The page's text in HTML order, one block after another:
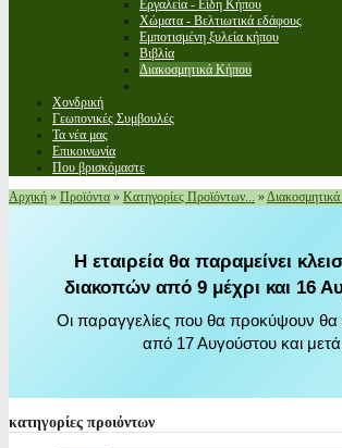
Εργαλεία - Είδη Κήπου
Χώματα - Βελτιωτικά εδάφους
Εμποτισμένη ξυλεία κήπου
Βιβλία
Διακοσμητικά Κήπου
Χονδρική
Γεωπονικές Συμβουλές
Τα νέα μας
Επικοινωνία
Που βρισκόμαστε
Αρχική » Προϊόντα » Κατηγορίες Προϊόντων... »
Η εταιρεία θα παραμείνει
διακοπών από 9 μέχρι και 16
Οι παραγγελίες που θα προκύψουν θα
από 17 Αυγούστου και
κατηγορίες προιόντων